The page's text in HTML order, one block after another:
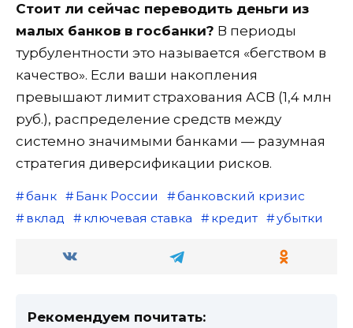
Стоит ли сейчас переводить деньги из
малых банков в госбанки? В периоды
турбулентности это называется «бегством в
качество». Если ваши накопления
превышают лимит страхования АСВ (1,4 млн
руб.), распределение средств между
системно значимыми банками — разумная
стратегия диверсификации рисков.
банк Банк России
банковский кризис
вклад
ключевая ставка кредит убытки
Рекомендуем почитать: